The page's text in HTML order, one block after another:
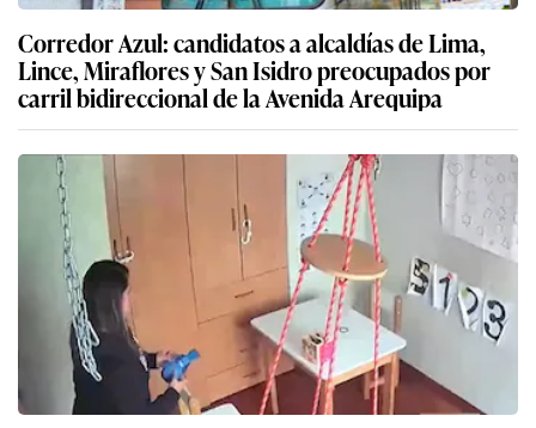
Corredor Azul: candidatos a alcaldías de Lima,
Lince, Miraflores y San Isidro preocupados por
carril bidireccional de la Avenida Arequipa